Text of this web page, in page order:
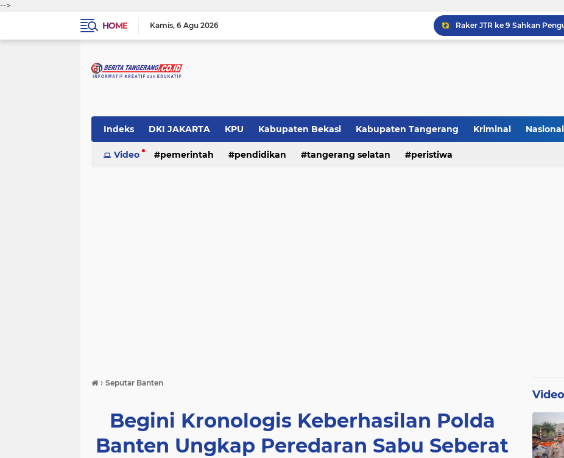
-->
HOME
Kamis 6 Agu 2026
Raker JTR ke 9 Sahkan
Indeks DKI JAKARTA KPU Kabupaten Bekasi Kabupaten Tangerang Kriminal Nasional
Pemerintah Pendidikan Polri peristiwa
Video pemerintah pendidikan tangerang selatan peristiwa
› Seputar Banten
Begini Kronologis Keberhasilan Polda
Banten Ungkap Peredaran Sabu Seberat